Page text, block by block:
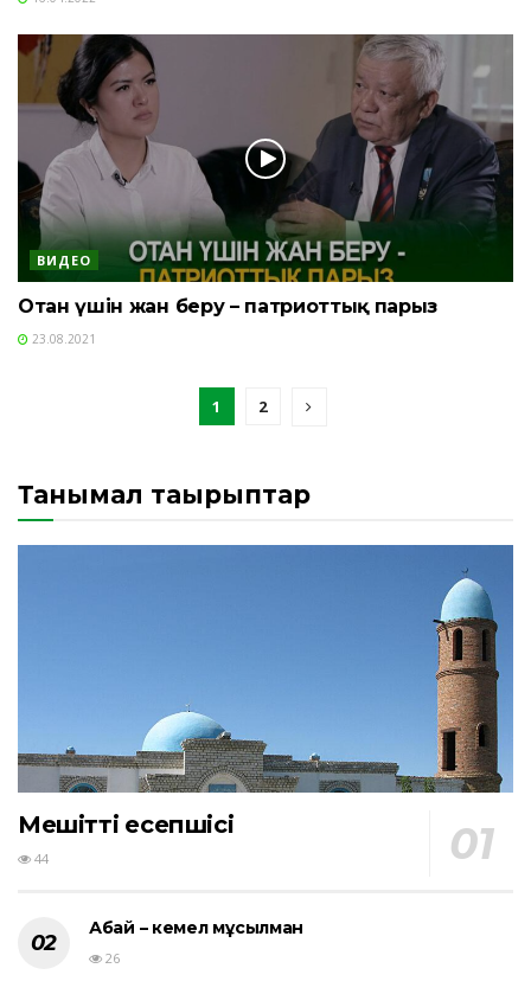
ВИДЕО
Отан үшін жан беру – патриоттық парыз
23.08.2021
1 2
Танымал тақырыптар
Мешіттің есепшісі
44
Абай – кемел мұсылман
26